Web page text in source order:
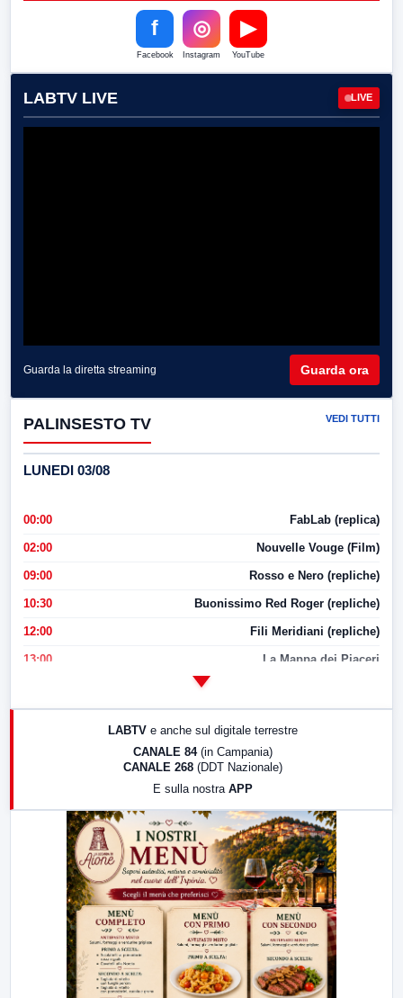
f
Facebook
◎
Instagram
▶
YouTube
LABTV LIVE LIVE
Guarda la diretta streaming Guarda ora
PALINSESTO TV VEDI TUTTI
LUNEDI 03/08
00:00 FabLab (replica)
02:00 Nouvelle Vouge (Film)
09:00 Rosso e Nero (repliche)
10:30 Buonissimo Red Roger (repliche)
12:00 Fili Meridiani (repliche)
13:00 La Mappa dei Piaceri
17:00 LabNews (replica)
LabNews (replica)
LABTV e anche sul digitale terrestre
CANALE 84 (in Campania)
CANALE 268 (DDT Nazionale)
E sulla nostra APP